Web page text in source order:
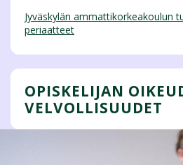
Jyväskylän ammattikorkeakoulun
periaatteet
OPISKELIJAN
VELVOLLISUUDET